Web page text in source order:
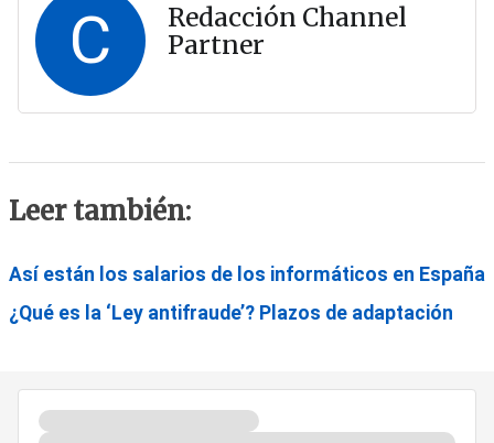
C
Redacción Channel
Partner
Leer también:
Así están los salarios de los informáticos en España
¿Qué es la ‘Ley antifraude’? Plazos de adaptación